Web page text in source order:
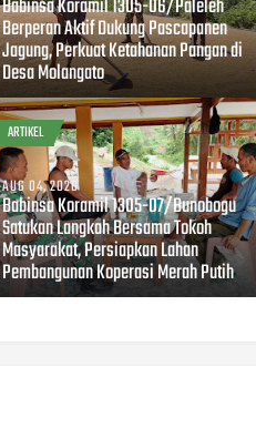
Babinsa Koramil 1305-06/Paleleh
Berperan Aktif Dukung Pascapanen
Jagung, Perkuat Ketahanan Pangan di
Desa Molangato
ARTIKEL
AUG 04, 2026
Babinsa Koramil 1305-07/Bunobogu
Satukan Langkah Bersama Tokoh
Masyarakat, Persiapkan Lahan
Pembangunan Koperasi Merah Putih